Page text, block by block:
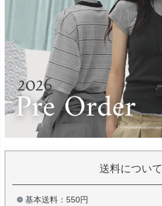
送料について
基本送料：550円